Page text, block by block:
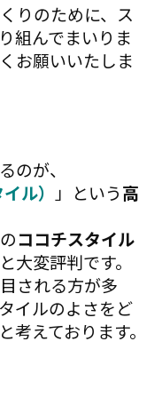
りのために、ス
組んでまいりま
お願いいたしま
のが、
ル） 」という高
ココチスタイル
大変評判です。
される方が多
イルのよさをど
えております。